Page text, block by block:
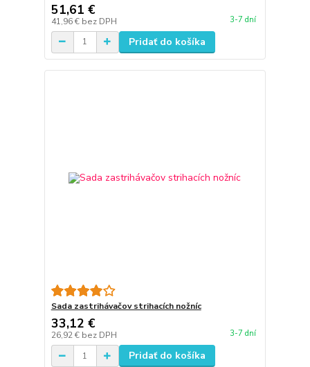
51,61 €
41,96 € bez DPH 3-7 dní
Pridať do košíka
Sada zastrihávačov strihacích nožníc
33,12 €
26,92 € bez DPH 3-7 dní
Pridať do košíka